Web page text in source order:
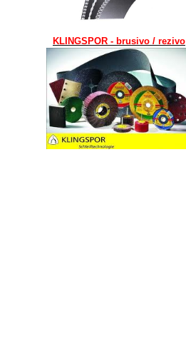
KLINGSPOR - brusivo / rezivo